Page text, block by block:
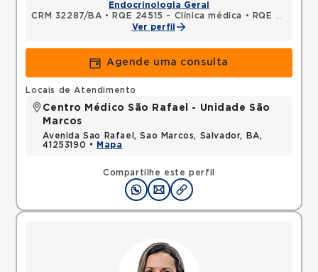
Endocrinologia Geral
CRM 32287/BA • RQE 24515 - Clínica médica •
RQE 26810 - Endocrinologia e metabologia
Ver perfil
Agende uma consulta
Compartilhe este perfil
Locais de Atendimento
Centro Médico São Rafael - Unidade São
Marcos
Avenida Sao Rafael, Sao Marcos, Salvador, BA,
41253190 •
Mapa